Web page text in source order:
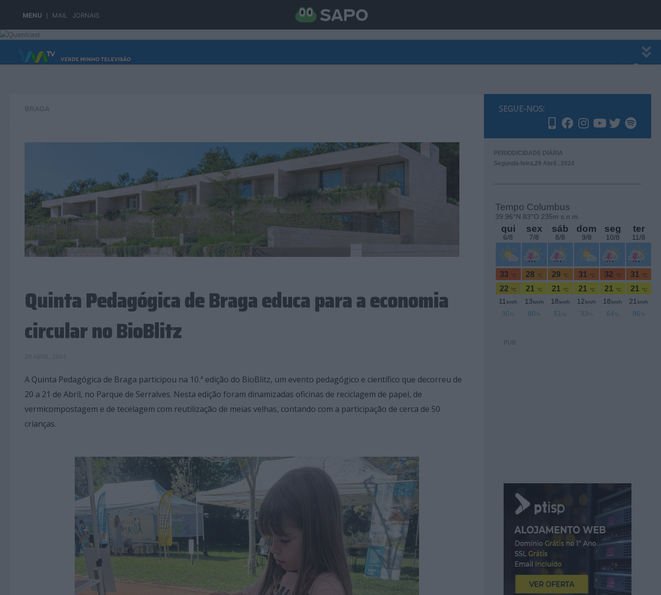
MENU MAIL JORNAIS
Skip to content
Quinta Pedagógica de Braga educa para a economia
circular no BioBlitz
A Quinta Pedagógica de Braga participou na 10.ª edição do BioBlitz, um evento pedagógico e científico que decorreu de
20 a 21 de Abril, no Parque de Serralves. Nesta edição foram dinamizadas oficinas de reciclagem de papel, de
vermicompostagem e de tecelagem com reutilização de meias velhas, contando com a participação de cerca de 50
crianças.
SEGUE-NOS:
PERIODICIDADE DIÁRIA
Segunda-feira,29 Abril , 2024
PUB